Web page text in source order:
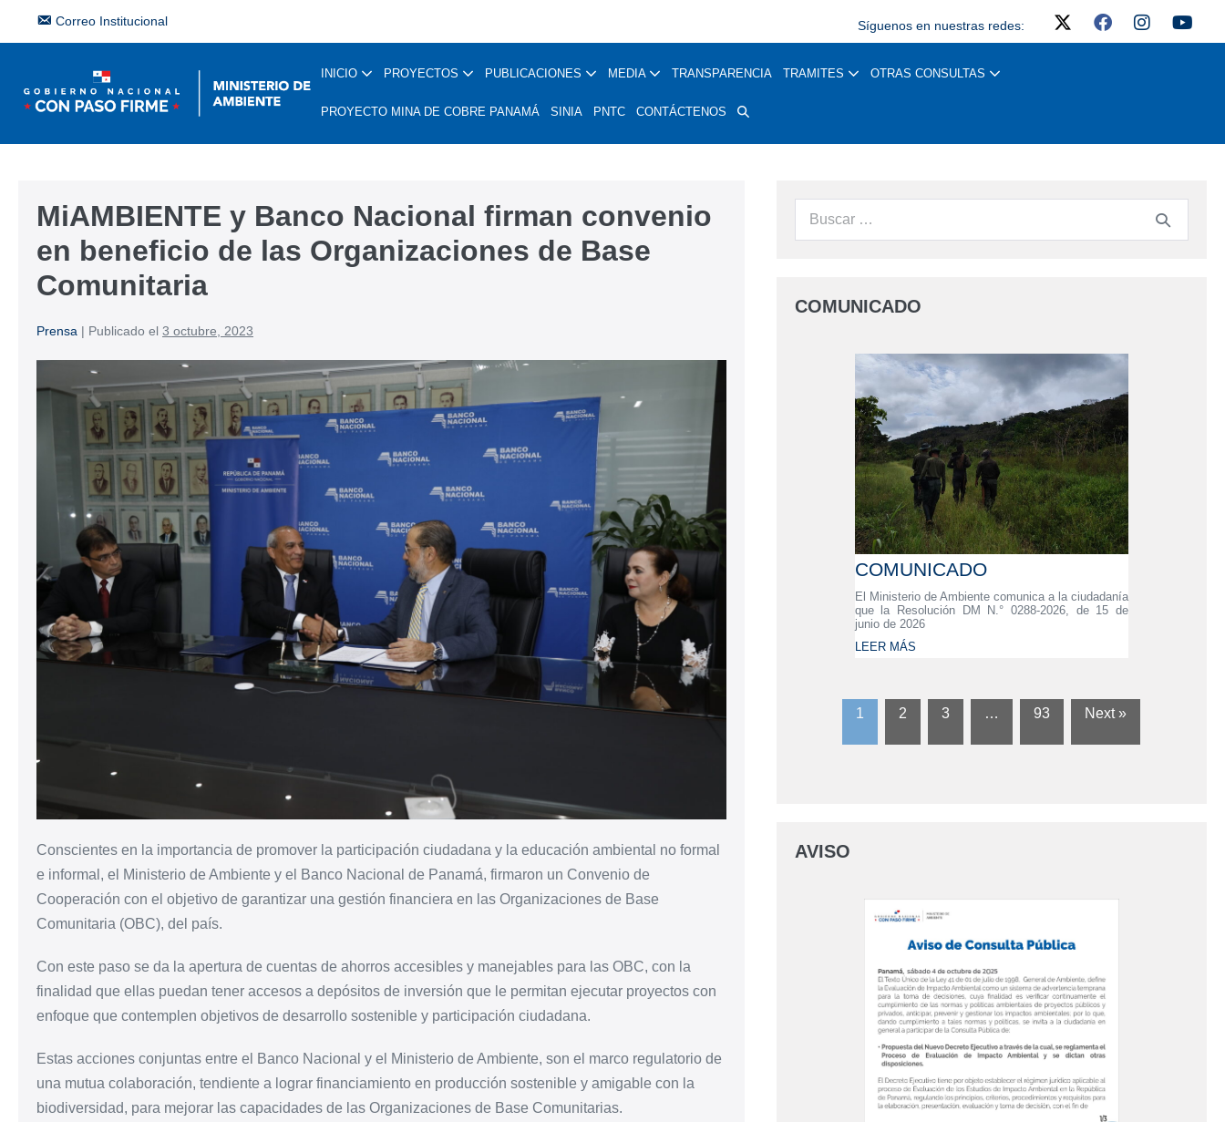
Correo Institucional Síguenos en nuestras redes:
INICIO PROYECTOS PUBLICACIONES MEDIA TRANSPARENCIA TRAMITES OTRAS CONSULTAS
PROYECTO MINA DE COBRE PANAMÁ SINIA PNTC CONTÁCTENOS
MiAMBIENTE y Banco Nacional firman convenio
en beneficio de las Organizaciones de Base
Comunitaria
Prensa | Publicado el 3 octubre, 2023
Conscientes en la importancia de promover la participación ciudadana y la educación ambiental no formal
e informal, el Ministerio de Ambiente y el Banco Nacional de Panamá, firmaron un Convenio de
Cooperación con el objetivo de garantizar una gestión financiera en las Organizaciones de Base
Comunitaria (OBC), del país.
Con este paso se da la apertura de cuentas de ahorros accesibles y manejables para las OBC, con la
finalidad que ellas puedan tener accesos a depósitos de inversión que le permitan ejecutar proyectos con
enfoque que contemplen objetivos de desarrollo sostenible y participación ciudadana.
Estas acciones conjuntas entre el Banco Nacional y el Ministerio de Ambiente, son el marco regulatorio de
una mutua colaboración, tendiente a lograr financiamiento en producción sostenible y amigable con la
biodiversidad, para mejorar las capacidades de las Organizaciones de Base Comunitarias.
COMUNICADO
COMUNICADO
El Ministerio de Ambiente comunica a la ciudadanía
que la Resolución DM N.° 0288-2026, de 15 de
junio de 2026
LEER MÁS
1 2 3 … 93 Next »
AVISO